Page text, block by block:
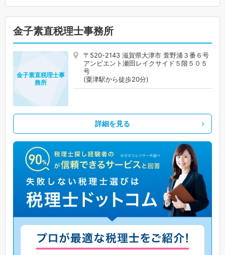
金子素直税理士事務所
〒520-2143 滋賀県大津市 萱野浦３番６号
アンビエント瀬田レイクサイド５階５０５
号
(粟津駅から徒歩20分)
金子素直税理士事
務所
詳細を見る